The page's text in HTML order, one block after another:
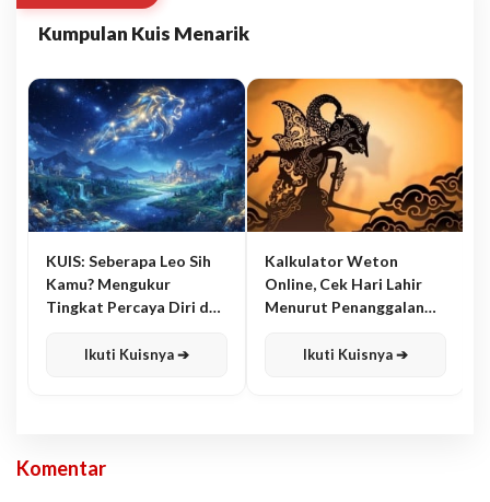
Kumpulan Kuis Menarik
KUIS: Seberapa Leo Sih
Kamu? Mengukur
Tingkat Percaya Diri dan
Ikuti Kuisnya ➔
Kalkulator Weton
Online, Cek Hari Lahir
Menurut Penanggalan
Ikuti Kuisnya ➔
Komentar